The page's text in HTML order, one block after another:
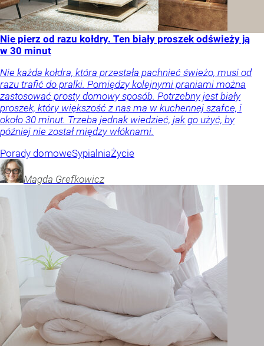
Nie pierz od razu kołdry. Ten biały proszek odświeży ją
w 30 minut
Nie każda kołdra, która przestała pachnieć świeżo, musi od
razu trafić do pralki. Pomiędzy kolejnymi praniami można
zastosować prosty domowy sposób. Potrzebny jest biały
proszek, który większość z nas ma w kuchennej szafce, i
około 30 minut. Trzeba jednak wiedzieć, jak go użyć, by
później nie został między włóknami.
Porady domoweSypialniaŻycie
Magda Grefkowicz